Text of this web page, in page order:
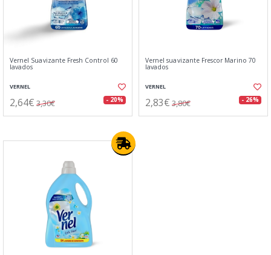
Vernel Suavizante Fresh Control 60
lavados
VERNEL
2,64€ 3,30€ - 20%
Vernel suavizante Frescor Marino 70
lavados
VERNEL
2,83€ 3,80€ - 26%